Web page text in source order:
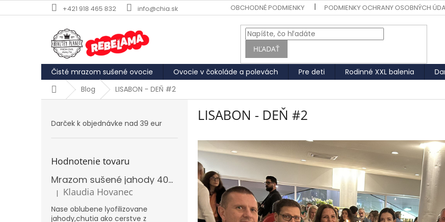
na
+421 918 465 832 info@chia.sk OBCHODNÉ PODMIENKY PODMIENKY OCHRANY OSOBNÝCH
HĽADAŤ
Čisté mrazom sušené ovocie Ovocie v čokoláde a polevách Pre deti Rodinné XXL balenia
DomovBlog LISABON - DEŇ #2
Darček k objednávke nad 39 eur
Hodnotenie tovaru
Mrazom sušené jahody 40g REBELAMA
Hodnotenie produktu je 5 z 5 hviezdičiek.
| Klaudia Hovanec
Nase oblubene lyofilizovane
jahody,chutia ako cerstve z
LISABON - DEŇ #2